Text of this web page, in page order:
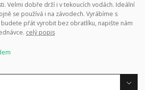
Velmi dobře drží i v tekoucích vodách. Ideální
se používá i na závodech. Vyrábíme s
budete přát vyrobit bez obratlíku, napište nám
celý popis